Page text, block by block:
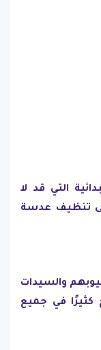
التي قد لا
تنظيف عدسة
والسيدات
كثيرًا في جميع